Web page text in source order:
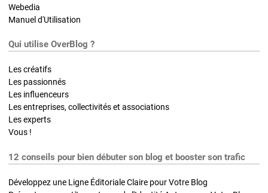
Webedia
Manuel d'Utilisation
Qui utilise OverBlog ?
Les créatifs
Les passionnés
Les influenceurs
Les entreprises, collectivités et associations
Les experts
Vous !
12 conseils pour bien débuter son blog et booster son trafic
Développez une Ligne Éditoriale Claire pour Votre Blog